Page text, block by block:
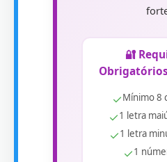
🔐
✓Mínimo 8
✓1 letra
✓1 letra
✓1